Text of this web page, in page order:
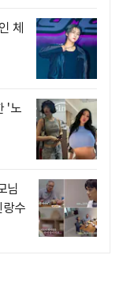
체
'노
님
수